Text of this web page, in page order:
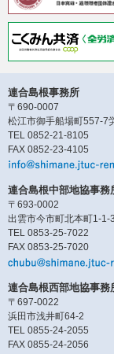
連合島根事務所
〒690-0007
松江市御手船場町557-7
TEL 0852-21-8105
FAX 0852-23-4105
連合島根中部地協事務
〒693-0002
出雲市今市町北本町1-1-
TEL 0853-25-7022
FAX 0853-25-7020
連合島根西部地協事務
〒697-0022
浜田市浅井町64-2
TEL 0855-24-2055
FAX 0855-24-2056